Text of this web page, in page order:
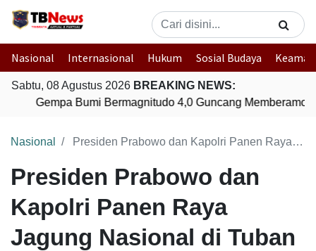
Nasional Internasional Hukum Sosial Budaya
Sabtu, 08 Agustus 2026 BREAKING NEWS:
Gempa Bumi Bermagnitudo 4,0 Guncang Memberamo
Nasional Presiden Prabowo dan Kapolri Panen Raya Jagung Nasional di Tuban Perkuat Ketahanan Pangan
Presiden Prabowo dan
Kapolri Panen Raya
Jagung Nasional di Tuban